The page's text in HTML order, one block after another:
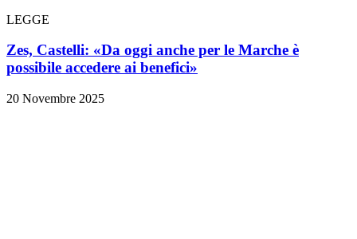
LEGGE
Zes, Castelli: «Da oggi anche per le Marche è
possibile accedere ai benefici»
20 Novembre 2025